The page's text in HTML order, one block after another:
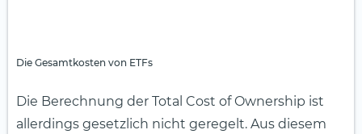
Die Gesamtkosten von ETFs
Die Berechnung der Total Cost of Ownership ist
allerdings gesetzlich nicht geregelt. Aus diesem